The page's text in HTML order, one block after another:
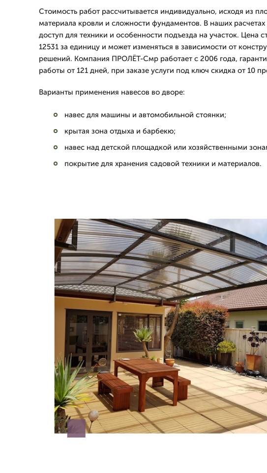
Стоимость работ рассчитывается индивидуально, исходя из
материала кровли и сложности фундаментов. В наших
доступ для техники и особенности подъезда на участок. Цена
12531 за единицу и может изменяться в зависимости от
решений. Компания ПРОЛЁТ-Смр работает с 2006 года,
работы от 121 дней, при заказе услуги под ключ скидка от 10
Варианты применения навесов во дворе:
навес для машины и автомобильной стоянки;
крытая зона отдыха и барбекю;
навес над детской площадкой или хозяйственными
покрытие для хранения садовой техники и материалов.